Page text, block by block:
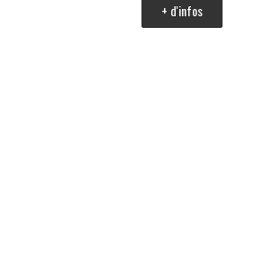
+ d'infos